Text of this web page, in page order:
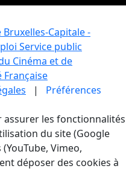
Bruxelles-Capitale -
Service public
Cinéma et de
Française
| Préférences
assurer les fonctionnalités
du site (Google
Vimeo,
déposer des cookies à